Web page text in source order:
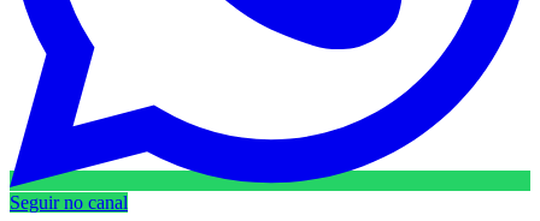
Seguir no canal